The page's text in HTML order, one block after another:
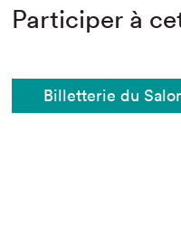
Participer à
Billetterie du